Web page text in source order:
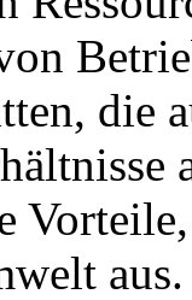
die
aus.